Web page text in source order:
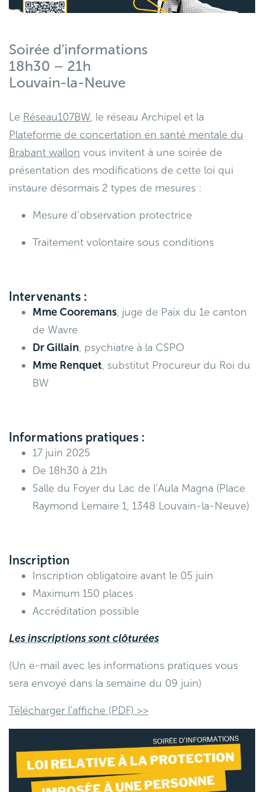
Soirée d’informations
18h30 – 21h
Louvain-la-Neuve
Le Réseau107BW, le réseau Archipel et la
Plateforme de concertation en santé mentale du
Brabant wallon vous invitent à une soirée de
présentation des modifications de cette loi qui
instaure désormais 2 types de mesures :
Mesure d’observation protectrice
Traitement volontaire sous conditions
Intervenants :
Mme Cooremans, juge de Paix du 1e canton
de Wavre
Dr Gillain, psychiatre à la CSPO
Mme Renquet, substitut Procureur du Roi du
BW
Informations pratiques :
17 juin 2025
De 18h30 à 21h
Salle du Foyer du Lac de l’Aula Magna (Place
Raymond Lemaire 1, 1348 Louvain-la-Neuve)
Inscription
Inscription obligatoire avant le 05 juin
Maximum 150 places
Accréditation possible
Les inscriptions sont clôturées
(Un e-mail avec les informations pratiques vous
sera envoyé dans la semaine du 09 juin)
Télécharger l’affiche (PDF) >>